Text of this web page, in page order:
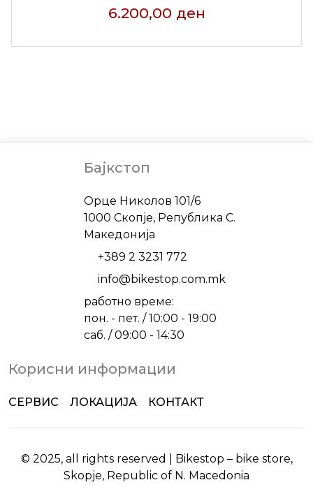
6.200,00 ден
Бајкстоп
Орце Николов 101/6
1000 Скопје, Република С.
Македонија
Address
+389 2 3231 772
Phone
info@bikestop.com.mk
Email
работно време:
пон. - пет. / 10:00 - 19:00
саб. / 09:00 - 14:30
Корисни информации
СЕРВИС ЛОКАЦИЈА КОНТАКТ
© 2025, all rights reserved | Bikestop – bike store,
Skopje, Republic of N. Macedonia